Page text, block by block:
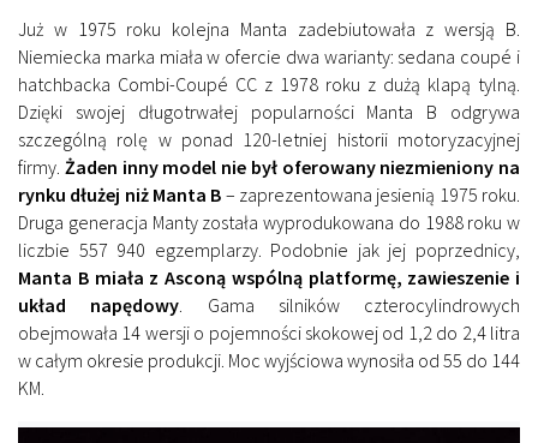
Już w 1975 roku kolejna Manta zadebiutowała z wersją B.
Niemiecka marka miała w ofercie dwa warianty: sedana coupé i
hatchbacka Combi-Coupé CC z 1978 roku z dużą klapą tylną.
Dzięki swojej długotrwałej popularności Manta B odgrywa
szczególną rolę w ponad 120-letniej historii motoryzacyjnej
firmy. Żaden inny model nie był oferowany niezmieniony na
rynku dłużej niż Manta B – zaprezentowana jesienią 1975 roku.
Druga generacja Manty została wyprodukowana do 1988 roku w
liczbie 557 940 egzemplarzy. Podobnie jak jej poprzednicy,
Manta B miała z Asconą wspólną platformę, zawieszenie i
układ napędowy . Gama silników czterocylindrowych
obejmowała 14 wersji o pojemności skokowej od 1,2 do 2,4 litra
w całym okresie produkcji. Moc wyjściowa wynosiła od 55 do 144
KM.